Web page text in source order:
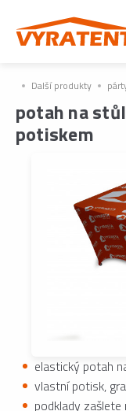
Další produkty
potah na
potiskem
elastický potah
vlastní potisk,
podklady